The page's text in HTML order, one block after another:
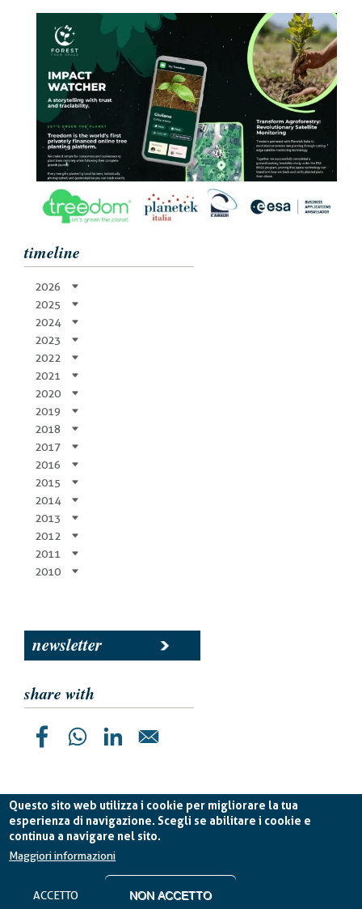
Questo sito web utilizza i cookie per migliorare la tua
esperienza di navigazione. Scegli se abilitare i cookie e
continua a navigare nel sito.
Maggiori informazioni
ACCETTO NON ACCETTO
timeline
2026
2025
2024
2023
2022
2021
2020
2019
2018
2017
2016
2015
2014
2013
2012
2011
2010
newsletter
share with
Planetek Italia s.r.l. P. IVA 04555490723 -
Cookie Policy-Privacy Policy